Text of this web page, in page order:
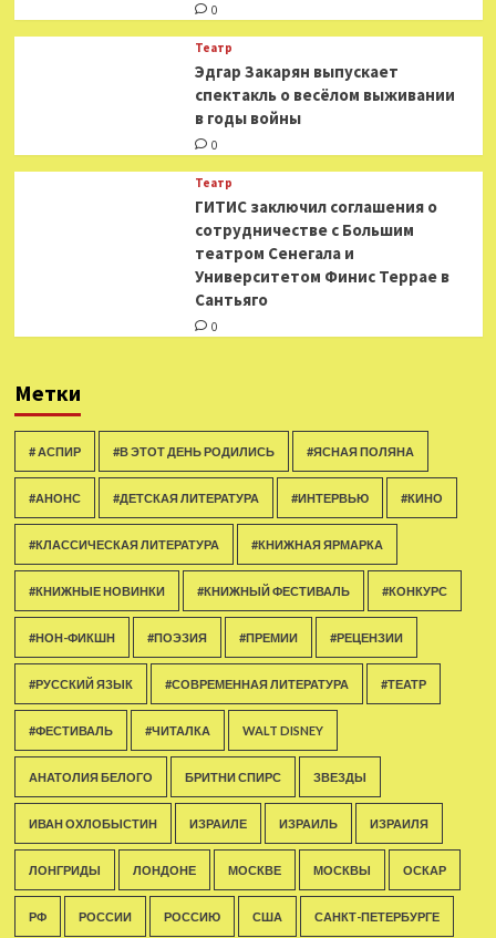
0
Театр
Эдгар Закарян выпускает
спектакль о весёлом выживании
в годы войны
0
Театр
ГИТИС заключил соглашения о
сотрудничестве с Большим
театром Сенегала и
Университетом Финис Террае в
Сантьяго
0
Метки
# АСПИР #В ЭТОТ ДЕНЬ РОДИЛИСЬ #ЯСНАЯ ПОЛЯНА
#АНОНС #ДЕТСКАЯ ЛИТЕРАТУРА #ИНТЕРВЬЮ #КИНО
#КЛАССИЧЕСКАЯ ЛИТЕРАТУРА #КНИЖНАЯ ЯРМАРКА
#КНИЖНЫЕ НОВИНКИ #КНИЖНЫЙ ФЕСТИВАЛЬ #КОНКУРС
#НОН-ФИКШН #ПОЭЗИЯ #ПРЕМИИ #РЕЦЕНЗИИ
#РУССКИЙ ЯЗЫК #СОВРЕМЕННАЯ ЛИТЕРАТУРА #ТЕАТР
#ФЕСТИВАЛЬ #ЧИТАЛКА WALT DISNEY
АНАТОЛИЯ БЕЛОГО БРИТНИ СПИРС ЗВЕЗДЫ
ИВАН ОХЛОБЫСТИН ИЗРАИЛЕ ИЗРАИЛЬ ИЗРАИЛЯ
ЛОНГРИДЫ ЛОНДОНЕ МОСКВЕ МОСКВЫ ОСКАР
РФ РОССИИ РОССИЮ США САНКТ-ПЕТЕРБУРГЕ